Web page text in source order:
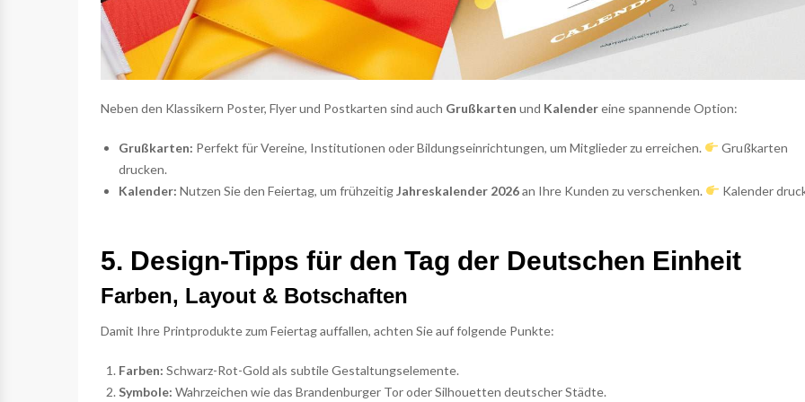
Neben den Klassikern Poster, Flyer und Postkarten sind auch Grußkarten und Kalendereine spannende Option:
Grußkarten: Perfekt für Vereine, Institutionen oder Bildungseinrichtungen, um Mitglieder zu erreichen.
Grußkarten
drucken.
Kalender: Nutzen Sie den Feiertag, um frühzeitigJahreskalender 2026an Ihre Kunden zu verschenken. Kalender
5. Design-Tipps für den Tag der Deutschen Einheit
Farben, Layout & Botschaften
Damit Ihre Printprodukte zum Feiertag auffallen, achten Sie auf folgende Punkte:
Farben: Schwarz-Rot-Gold als subtile Gestaltungselemente.
Symbole: Wahrzeichen wie das Brandenburger Tor oder Silhouetten deutscher Städte.